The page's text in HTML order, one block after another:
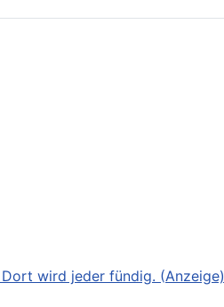
wird jeder fündig. (Anzeige)